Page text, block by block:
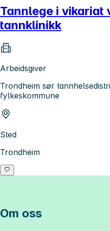
Tannlege i vikariat
tannklinikk
Arbeidsgiver
Trondheim sør
fylkeskommune
Sted
Trondheim
Om oss